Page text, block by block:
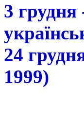
3
24
1999)